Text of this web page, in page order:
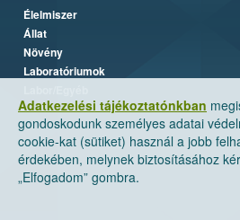
Adatkezelési tájékoztatónkban
gondoskodunk személyes adatai
cookie-kat (sütiket) használ a jobb
érdekében, melynek biztosításához
„Elfogadom” gombra.
Élelmiszer
Állat
Növény
Laboratóriumok